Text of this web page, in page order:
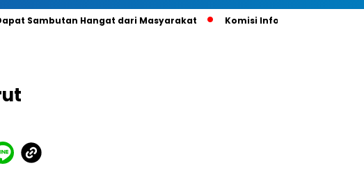
Sambutan Hangat dari Masyarakat Komisi Informasi Jabar